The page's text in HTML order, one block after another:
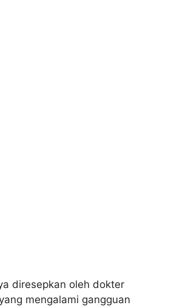
diresepkan oleh dokter
mengalami gangguan